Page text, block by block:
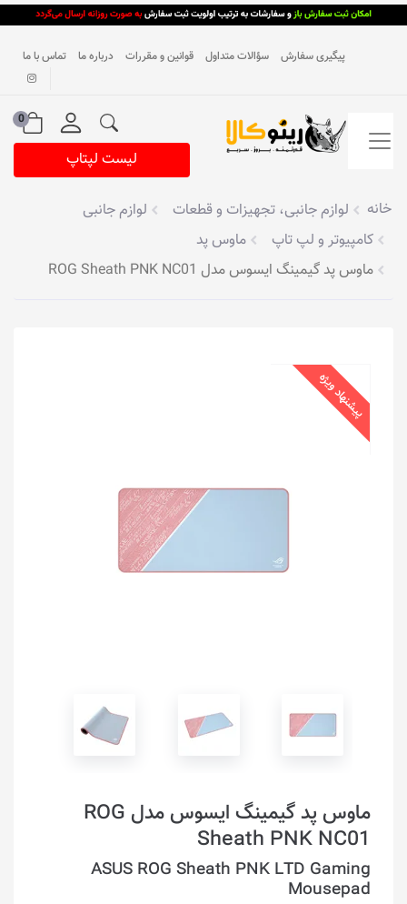
پیگیری سفارش سؤالات متداول قوانین و مقررات درباره ما تماس با ما
0
لیست لپتاپ
خانه لوازم جانبی، تجهیزات و قطعات
لوازم جانبی
کامپیوتر و لپ تاپ
ماوس پد
ماوس پد گیمینگ ایسوس مدل ROG Sheath PNK NC01
پیشنهاد ویژه
ماوس پد گیمینگ ایسوس مدل ROG
Sheath PNK NC01
ASUS ROG Sheath PNK LTD Gaming
Mousepad